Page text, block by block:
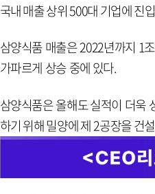
국내 매출 상위 500대 기업에 진
삼양식품 매출은 2022년까지 1
가파르게 상승 중에 있다.
삼양식품은 올해도 실적이 더욱
하기 위해 밀양에 제 2공장을 건